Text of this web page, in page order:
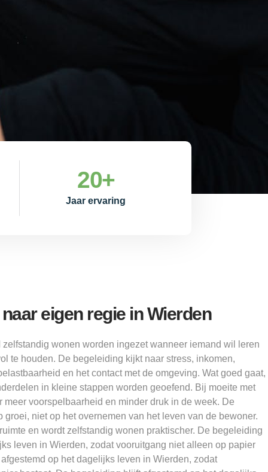
Jaar ervaring
20+
eigen regie in Wierden
wonen worden ingezet wanneer iemand wil leren
te houden. De begeleiding kijkt naar stress, inkomen,
en het contact met de omgeving. Wat goed gaat,
in kleine stappen worden geoefend. Bij moeite met
meer voorspelbaarheid en minder druk in de week. De
niet op het overnemen van het leven van de bewoner.
en wordt zelfstandig wonen praktischer. De begeleiding
leven in Wierden, zodat vooruitgang niet alleen op papier
op het dagelijks leven in Wierden, zodat